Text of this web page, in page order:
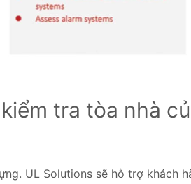
tra tòa nhà
UL Solutions sẽ hỗ trợ khách